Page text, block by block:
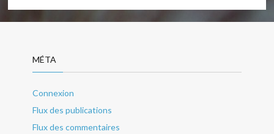
MÉTA
Connexion
Flux des publications
Flux des commentaires